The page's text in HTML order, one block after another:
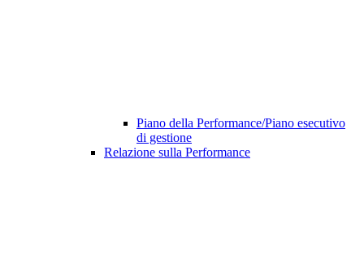
Piano della Performance/Piano esecutivo
di gestione
Relazione sulla Performance